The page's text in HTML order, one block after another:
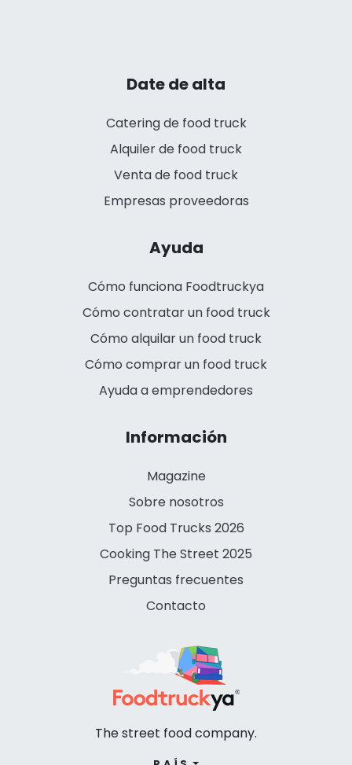
Date de alta
Catering de food truck
Alquiler de food truck
Venta de food truck
Empresas proveedoras
Ayuda
Cómo funciona Foodtruckya
Cómo contratar un food truck
Cómo alquilar un food truck
Cómo comprar un food truck
Ayuda a emprendedores
Información
Magazine
Sobre nosotros
Top Food Trucks 2026
Cooking The Street 2025
Preguntas frecuentes
Contacto
The street food company.